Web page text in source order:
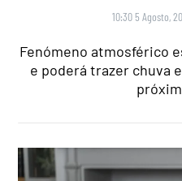
10:30 5 Agosto,
Fenómeno atmosférico
e poderá trazer chuva